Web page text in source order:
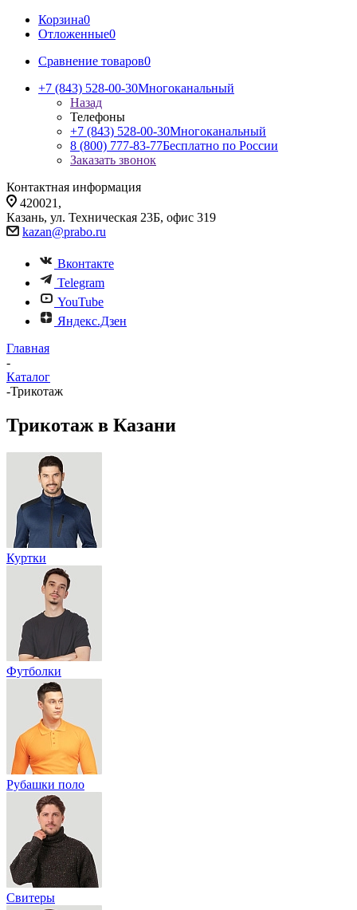
Корзина0
Отложенные0
Сравнение товаров0
+7 (843) 528-00-30Многоканальный
Назад
Телефоны
+7 (843) 528-00-30Многоканальный
8 (800) 777-83-77Бесплатно по России
Заказать звонок
Контактная информация
420021,
Казань, ул. Техническая 23Б, офис 319
kazan@prabo.ru
Вконтакте
Telegram
YouTube
Яндекс.Дзен
Главная
-
Каталог
-Трикотаж
Трикотаж в Казани
Куртки
Футболки
Рубашки поло
Свитеры